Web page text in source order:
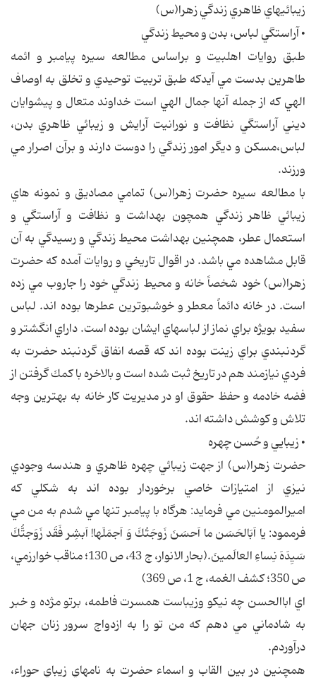
زيبائيهاي ظاهري زندگي زهرا(س)
• آراستگي لباس، بدن و محيط زندگي
طبق روايات اهلبيت و براساس مطالعه سيره پيامبر و ائمه
طاهرين بدست مي آيدكه طبق تربيت توحيدي و تخلق به اوصاف
الهي كه از جمله آنها جمال الهي است خداوند متعال و پيشوايان
ديني آراستگي نظافت و نورانيت آرايش و زيبائي ظاهري بدن،
لباس،مسكن و ديگر امور زندگي را دوست دارند و برآن اصرار مي
ورزند.
با مطالعه سيره حضرت زهرا(س) تمامي مصاديق و نمونه هاي
زيبائي ظاهر زندگي همچون بهداشت و نظافت و آراستگي و
استعمال عطر، همچنين بهداشت محيط زندگي و رسيدگي به آن
قابل مشاهده مي باشد. در اقوال تاريخي و روايات آمده كه حضرت
زهرا(س) خود شخصاً خانه و محيط زندگي خود را جاروب مي زده
است. در خانه دائماً معطر و خوشبوترين عطرها بوده اند. لباس
سفيد بويژه براي نماز از لباسهاي ايشان بوده است. داراي انگشتر و
گردنبندي براي زينت بوده اند كه قصه انفاق گردنبند حضرت به
فردي نيازمند هم در تاريخ ثبت شده است و بالاخره با كمك گرفتن از
فضه خادمه و حفظ حقوق او در مديريت كار خانه به بهترين وجه
تلاش و كوشش داشته اند.
• زيبايي و حُسن چهره
حضرت زهرا(س) از جهت زيبائي چهره ظاهري و هندسه وجودي
نيزي از امتيازات خاصي برخوردار بوده اند به شكلي كه
اميرالمومنين مي فرمايد: هرگاه با پيامبر تنها مي شدم به من مي
فرممود: يا اَبَالحَسَن ما اَحسَنَ زَوجَتُكَ وَ اَجمَلَها! اَبشِر فَقَد زَوَجتُّكَ
سَيِدَهَ نِساءِ العالَمينَ.(بحار الانوار، ج 43، ص 130؛ مناقب خوارزمي،
ص 350؛ كشف الغمه، ج 1، ص 369)
اي اباالحسن چه نيكو وزيباست همسرت فاطمه، برتو مژده و خبر
به شادماني مي دهم كه من تو را به ازدواج سرور زنان جهان
درآوردم.
همچنين در بين القاب و اسماء‌ حضرت به نامهاي زيباي حوراء،